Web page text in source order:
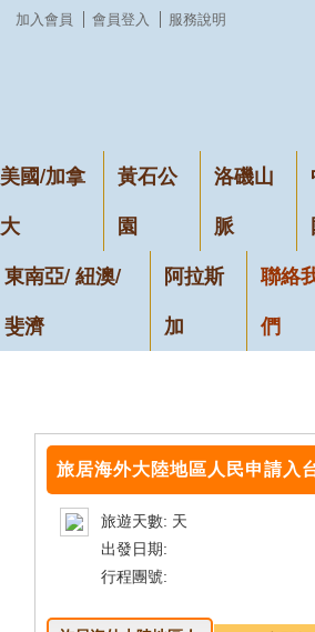
加入會員 會員登入 服務說明
美國/加拿
大
黃石公
園
洛磯山
脈
東南亞/ 紐澳/
斐濟
阿拉斯
加
聯絡
們
旅居海外大陸地區人民申請入
旅遊天數: 天
出發日期:
行程團號: